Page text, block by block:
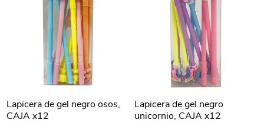
Lapicera de gel negro osos,
CAJA x12
Lapicera de gel negro
unicornio, CAJA x12